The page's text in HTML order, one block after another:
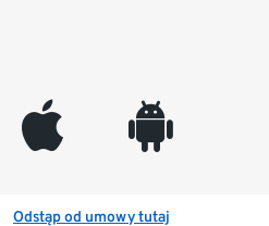
appleinc android
Odstąp od umowy tutaj